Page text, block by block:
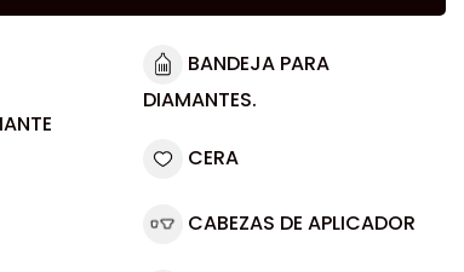
BANDEJA PARA
DIAMANTES.
CERA
CABEZAS DE APLICADOR